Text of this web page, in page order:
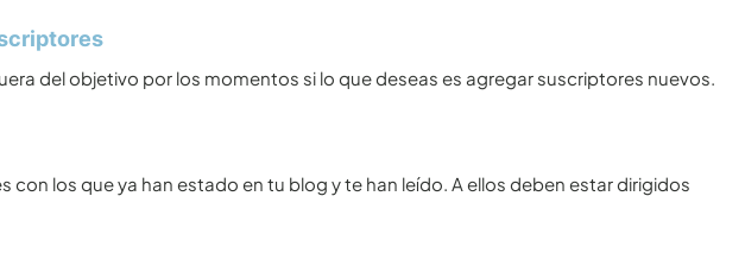
del objetivo por los momentos si lo que deseas es agregar suscriptores nuevos.
los que ya han estado en tu blog y te han leído. A ellos deben estar dirigidos